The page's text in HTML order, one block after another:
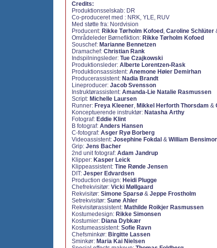
Credits:
Produktionsselskab: DR
Co-produceret med : NRK, YLE, RUV
Med støtte fra: Nordvision
Producent: Rikke Tørholm Kofoed , Caroline Schlüter
Områdeleder Børnefiktion: Rikke Tørholm Kofoed
Souschef: Marianne Bennetzen
Dramachef: Christian Rank
Indspilningsleder: Tue Czajkowski
Produktionsleder: Alberte Lorentzen-Rask
Produktionsassistent: Anemone Høier Demirhan
Producerassistent: Nadia Brandt
Lineproducer: Jacob Svensson
Instruktørassistent: Amanda-Lie Natalie Rasmussen
Script: Michelle Laursen
Runner: Freya Kleener, Mikkel Herforth Thorsdam &
Konceptuerende instruktør: Natasha Arthy
Fotograf: Eddie Klint
B fotograf: Anders Hansen
C-fotograf: Asger Ryø Borberg
Videoassistent: Josephine Fokdal & William
Grip: Jens Bacher
2nd unit fotograf: Adam Jandrup
Klipper: Kasper Leick
Klippeassistent: Tine Rønde Jensen
DIT: Jesper Edvardsen
Production design: Heidi Plugge
Chefrekvisitør: Vicki Møllgaard
Rekvisitør: Simone Sparsø & Jeppe Frostholm
Setrekvisitør: Sune Ahler
Rekvisitørassistent: Mathilde Roikjer Rasmussen
Kostumedesign: Rikke Simonsen
Kostumier: Diana Dybkær
Kostumeassistent: Sofie Ravn
Chefsminkør: Birgitte Lassen
Sminkør: Maria Kai Nielsen